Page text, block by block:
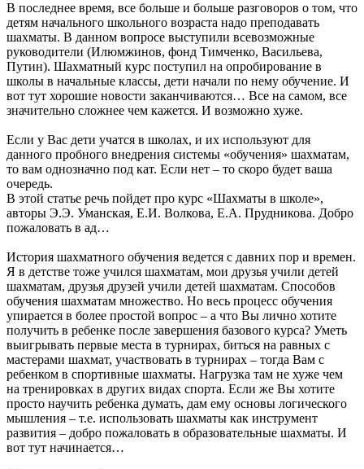
В последнее время, все больше и больше разговоров о том, что
детям начального школьного возраста надо преподавать
шахматы. В данном вопросе выступили всевозможные
руководители (Илюмжинов, фонд Тимченко, Васильева,
Путин). Шахматный курс поступил на опробирование в
школы в начальные классы, дети начали по нему обучение. И
вот тут хорошие новости заканчиваются… Все на самом, все
значительно сложнее чем кажется. И возможно хуже.
Если у Вас дети учатся в школах, и их используют для
данного пробного внедрения системы «обучения» шахматам,
то вам однозначно под кат. Если нет – то скоро будет ваша
очередь.
В этой статье речь пойдет про курс «Шахматы в школе»,
авторы Э.Э. Уманская, Е.И. Волкова, Е.А. Прудникова. Добро
пожаловать в ад…
История шахматного обучения ведется с давних пор и времен.
Я в детстве тоже учился шахматам, мои друзья учили детей
шахматам, друзья друзей учили детей шахматам. Способов
обучения шахматам множество. Но весь процесс обучения
упирается в более простой вопрос – а что Вы лично хотите
получить в ребенке после завершения базового курса? Уметь
выигрывать первые места в турнирах, биться на равных с
мастерами шахмат, участвовать в турнирах – тогда Вам с
ребенком в спортивные шахматы. Нагрузка там не хуже чем
на тренировках в других видах спорта. Если же Вы хотите
просто научить ребенка думать, дам ему основы логического
мышления – т.е. использовать шахматы как инструмент
развития – добро пожаловать в образовательные шахматы. И
вот тут начинается…